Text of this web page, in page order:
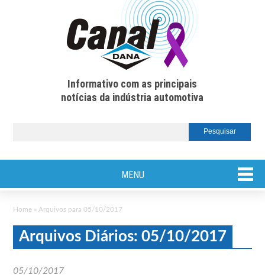
Informativo com as principais
notícias da indústria automotiva
MENU
Home » Arquivos para 05/10/2017
Arquivos Diários: 05/10/2017
05/10/2017